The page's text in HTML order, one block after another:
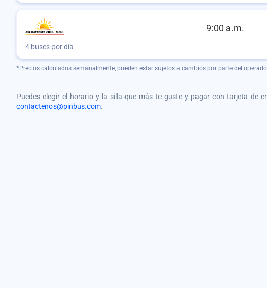
9:00 a.m.
4 buses por día
*Precios calculados semanalmente, pueden estar sujetos a cambios por parte del
Puedes elegir el horario y la silla que más te guste y pagar con tarjeta de
contactenos@pinbus.com.